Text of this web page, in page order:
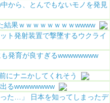
から、とんでもないモノを発見
結果ｗｗｗｗｗｗｗｗwwww
ト発射装置で撃墜するウクライ
発育が良すぎるwwwwwwww
にナニかしてくれそう
るwwwwwwww
た…」 日本を知ってしまったデ